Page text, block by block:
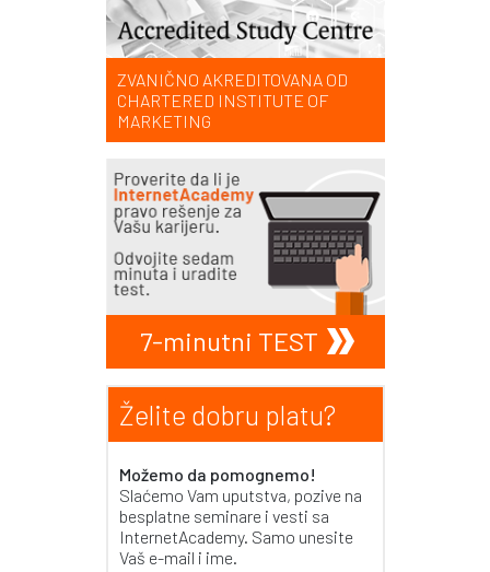
ZVANIČNO AKREDITOVANA OD
CHARTERED INSTITUTE OF
MARKETING
7-minutni TEST
Želite dobru platu?
Možemo da pomognemo!
Slaćemo Vam uputstva, pozive na
besplatne seminare i vesti sa
InternetAcademy. Samo unesite
Vaš e-mail i ime.